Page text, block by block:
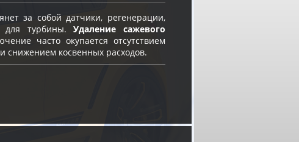
за собой датчики, регенерации,
для турбины.Удаление сажевого
часто окупается отсутствием
снижением косвенных расходов.